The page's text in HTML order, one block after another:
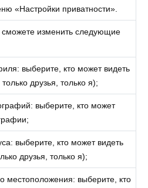
«Настройки приватности».
изменить следующие
выберите, кто может видеть
друзья, только я);
выберите, кто может
выберите, кто может видеть
друзья, только я);
местоположения: выберите, кто